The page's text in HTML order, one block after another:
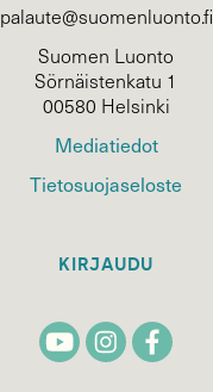
palaute@suomenluonto.fi
Suomen Luonto
Sörnäistenkatu 1
00580 Helsinki
Mediatiedot
Tietosuojaseloste
KIRJAUDU